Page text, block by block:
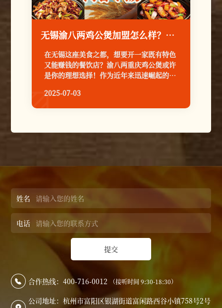
无锡渝八两鸡公煲加盟怎么样？口味适合吗？
在无锡这座美食之都，想要开一家既有特色
又能赚钱的餐饮店？渝八两重庆鸡公煲或许
是你的理想选择！作为近年来迅速崛起的餐
加盟模式，正在全国范围内扩张版图。那
么，这个品牌在无锡市场的表现如何？它的
2025-07-03

姓名
电话
提交
 合作热线：400-716-0012 （接听时间 9:30-18:30）
公司地址：杭州市富阳区银湖街道富闲路西谷小镇758号2号